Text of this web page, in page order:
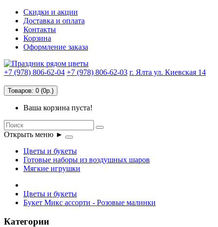
Скидки и акции
Доставка и оплата
Контакты
Корзина
Оформление заказа
+7 (978) 806-62-04 +7 (978) 806-62-03 г. Ялта ул. Киевская 14
Товаров: 0 (0р.)
Ваша корзина пуста!
Открыть меню ►
Цветы и букеты
Готовые наборы из воздушных шаров
Мягкие игрушки
Цветы и букеты
Букет Микс ассорти - Розовые малинки
Категории